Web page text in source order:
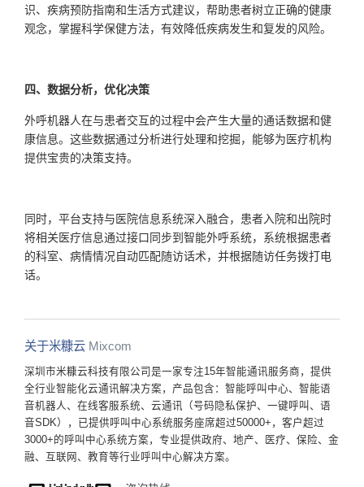
识、疾病预防指南和生活方式建议，帮助患者树立正确的健康
观念，掌握科学保健方法，有效降低疾病发生和复发的风险。
四、数据分析，优化决策
外呼机器人在与患者交互的过程中会产生大量的通话数据和健
康信息。这些数据通过分析进行处理和挖掘，能够为医疗机构
提供宝贵的决策支持。
同时，平台支持与医院信息系统深入融合，患者入院和出院时
将相关医疗信息通过接口同步到智能外呼系统，系统根据患者
的科室、病情情况自动匹配随访话术，并根据随访任务拨打电
话。
关于米糠云 Mixcom
深圳市米糠云科技有限公司是一家专注15年智能通讯服务商，提供
全行业智能化云通讯解决方案，产品包含：智能呼叫中心、智能语
音机器人、在线客服系统、云通讯（号码隐私保护、一键呼叫、语
音SDK），已提供呼叫中心系统服务座席超过50000+，客户超过
3000+的呼叫中心系统方案，专业提供政府、地产、医疗、保险、金
融、互联网、教育等行业呼叫中心解决方案。